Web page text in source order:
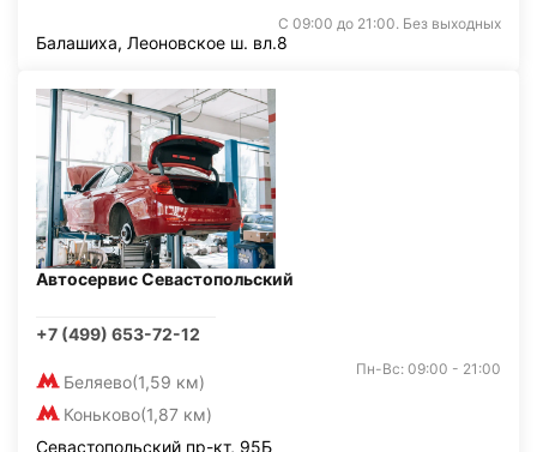
С 09:00 до 21:00. Без выходных
Балашиха, Леоновское ш. вл.8
Автосервис Севастопольский
+7 (499) 653-72-12
Беляево(1,59 км)
Коньково(1,87 км)
Пн-Вс: 09:00 - 21:00
Севастопольский пр-кт, 95Б